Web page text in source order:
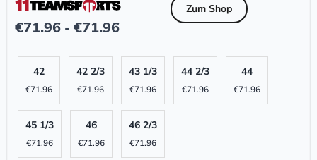
€71.96 - €71.96
Zum Shop
42
€71.96
42 2/3
€71.96
43 1/3
€71.96
44 2/3
€71.96
44
€71.96
45 1/3
€71.96
46
€71.96
46 2/3
€71.96